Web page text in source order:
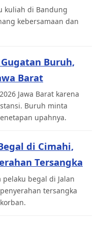
kuliah di Bandung
kebersamaan dan
Buruh,
Barat
Jawa Barat karena
Buruh minta
upahnya.
di Cimahi,
Tersangka
begal di Jalan
tersangka